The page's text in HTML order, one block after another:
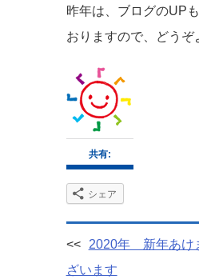
昨年は、ブログのUP
おりますので、どう
共有:
シェア
2020年 新年あけ
ざいます